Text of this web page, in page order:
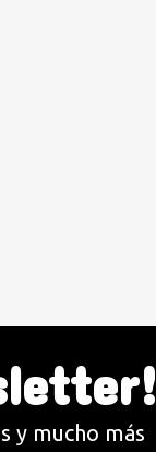
y mucho más